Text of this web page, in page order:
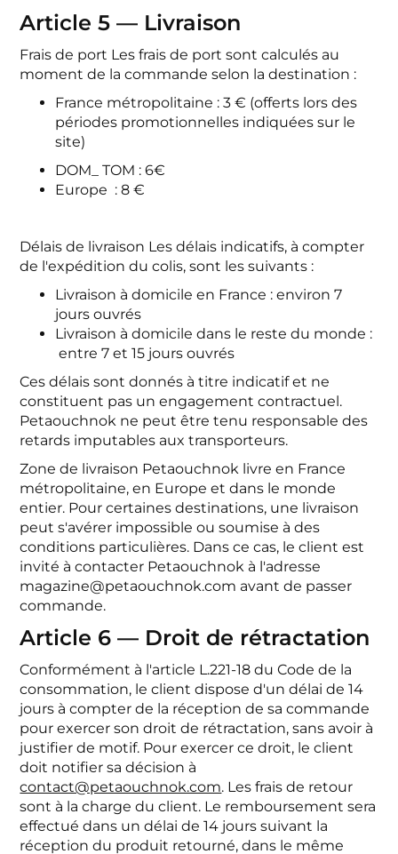
Article 5 — Livraison
Frais de port Les frais de port sont calculés au
moment de la commande selon la destination :
France métropolitaine : 3 € (offerts lors des
périodes promotionnelles indiquées sur le
site)
DOM_ TOM : 6€
Europe : 8 €
Délais de livraison Les délais indicatifs, à compter
de l'expédition du colis, sont les suivants :
Livraison à domicile en France : environ 7
jours ouvrés
Livraison à domicile dans le reste du monde :
entre 7 et 15 jours ouvrés
Ces délais sont donnés à titre indicatif et ne
constituent pas un engagement contractuel.
Petaouchnok ne peut être tenu responsable des
retards imputables aux transporteurs.
Zone de livraison Petaouchnok livre en France
métropolitaine, en Europe et dans le monde
entier. Pour certaines destinations, une livraison
peut s'avérer impossible ou soumise à des
conditions particulières. Dans ce cas, le client est
invité à contacter Petaouchnok à l'adresse
magazine@petaouchnok.com avant de passer
commande.
Article 6 — Droit de rétractation
Conformément à l'article L.221-18 du Code de la
consommation, le client dispose d'un délai de 14
jours à compter de la réception de sa commande
pour exercer son droit de rétractation, sans avoir à
justifier de motif. Pour exercer ce droit, le client
doit notifier sa décision à
contact@petaouchnok.com. Les frais de retour
sont à la charge du client. Le remboursement sera
effectué dans un délai de 14 jours suivant la
réception du produit retourné, dans le même